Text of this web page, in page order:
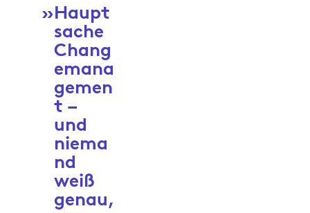
Haupt
sache
Chang
emana
gemen
t –
und
niema
nd
weiß
genau,